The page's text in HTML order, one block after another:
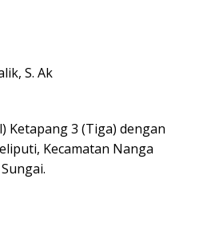
S. Ak
Ketapang 3 (Tiga) dengan
Kecamatan Nanga